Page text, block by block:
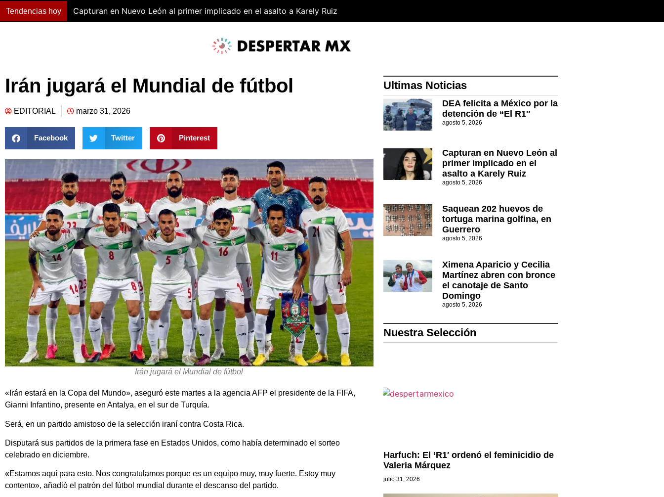
Tendencias hoy Capturan en Nuevo León al primer implicado en el asalto a Karely Ruiz
Irán jugará el Mundial de fútbol
EDITORIAL marzo 31, 2026
Facebook Twitter Pinterest
Irán jugará el Mundial de fútbol
«Irán estará en la Copa del Mundo», aseguró este martes a la agencia AFP el presidente de la FIFA,
Gianni Infantino, presente en Antalya, en el sur de Turquía.
Será, en un partido amistoso de la selección iraní contra Costa Rica.
Disputará sus partidos de la primera fase en Estados Unidos, como había determinado el sorteo
celebrado en diciembre.
«Estamos aquí para esto. Nos congratulamos porque es un equipo muy, muy fuerte. Estoy muy
contento», añadió el patrón del fútbol mundial durante el descanso del partido.
Ultimas Noticias
DEA felicita a México por la
detención de “El R1″
agosto 5, 2026
Capturan en Nuevo León al
primer implicado en el
asalto a Karely Ruiz
agosto 5, 2026
Saquean 202 huevos de
tortuga marina golfina, en
Guerrero
agosto 5, 2026
Ximena Aparicio y Cecilia
Martínez abren con bronce
el canotaje de Santo
Domingo
agosto 5, 2026
Nuestra Selección
Harfuch: El ‘R1′ ordenó el feminicidio de
Valeria Márquez
julio 31, 2026